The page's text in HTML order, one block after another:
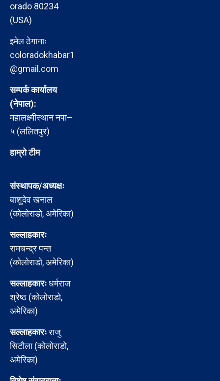
orado 80234
(USA)
इमेल ठेगानाः
coloradokhabar1
@gmail.com
सम्पर्क कार्यालय
(नेपाल):
महालक्ष्मीस्थान नपा–
५ (ललितपुर)
हाम्रो टीम
संस्थापक/अध्यक्षः
बाशुदेव खनाल
(कोलोराडो, अमेरिका)
सल्लाहकारः
रामचन्द्र पन्त
(कोलोराडो, अमेरिका)
सल्लाहकारःधर्मराज
श्रेष्ठ (कोलोराडो,
अमेरिका)
सल्लाहकारःराजु
सिटौला (कोलोराडो,
अमेरिका)